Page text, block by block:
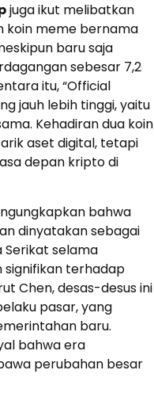
juga ikut melibatkan
koin meme bernama
baru saja
sebesar 7,2
itu, “Official
jauh lebih tinggi, yaitu
Kehadiran dua koin
aset digital, tetapi
depan kripto di
bahwa
dinyatakan sebagai
selama
terhadap
Chen, desas-desus ini
pasar, yang
baru.
bahwa era
perubahan besar